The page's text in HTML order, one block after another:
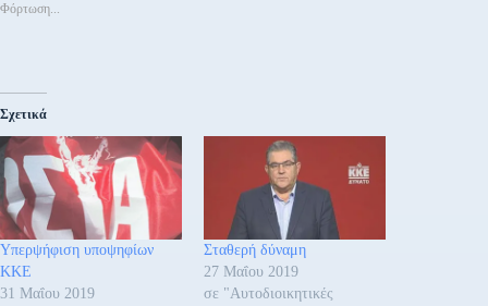
Φόρτωση...
Σχετικά
Υπερψήφιση υποψηφίων
ΚΚΕ
31 Μαΐου 2019
Σταθερή δύναμη
27 Μαΐου 2019
σε "Αυτοδιοικητικές